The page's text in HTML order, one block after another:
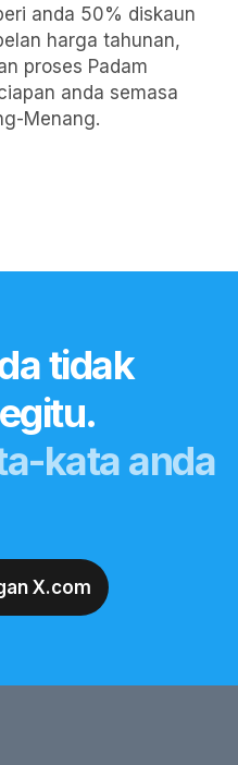
anda 50% diskaun
harga tahunan,
proses Padam
anda semasa
Menang.
tidak
kata anda
X.com